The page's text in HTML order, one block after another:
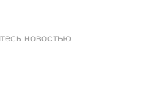
новостью